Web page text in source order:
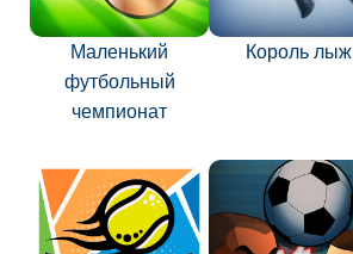
Маленький
футбольный
чемпионат
Король лыж